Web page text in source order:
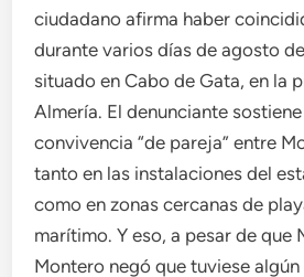
ciudadano afirma haber
durante varios días de agosto
situado en Cabo de Gata, en la
Almería. El denunciante
convivencia “de pareja” entre
tanto en las instalaciones del
como en zonas cercanas de
marítimo. Y eso, a pesar de que
Montero negó que tuviese